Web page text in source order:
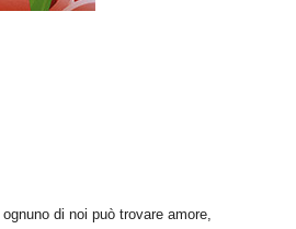
di noi può trovare amore,